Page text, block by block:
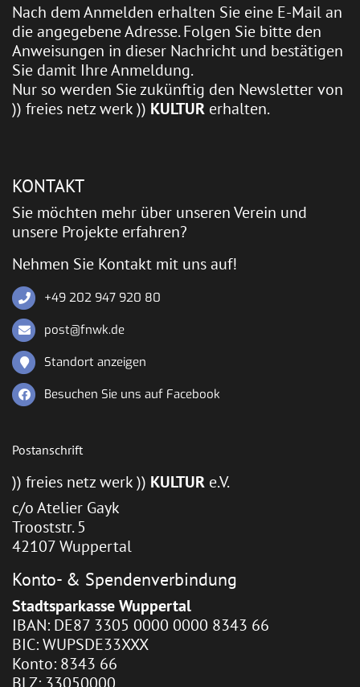
Nach dem Anmelden erhalten Sie eine E-Mail an
die angegebene Adresse. Folgen Sie bitte den
Anweisungen in dieser Nachricht und bestätigen
Sie damit Ihre Anmeldung.
Nur so werden Sie zukünftig den Newsletter von
)) freies netz werk )) KULTUR erhalten.
KONTAKT
Sie möchten mehr über unseren Verein und
unsere Projekte erfahren?
Nehmen Sie Kontakt mit uns auf!
+49 202 947 920 80
post@fnwk.de
Standort anzeigen
Besuchen Sie uns auf Facebook
Postanschrift
)) freies netz werk )) KULTUR e.V.
c/o Atelier Gayk
Trooststr. 5
42107 Wuppertal
Konto- & Spendenverbindung
Stadtsparkasse Wuppertal
IBAN: DE87 3305 0000 0000 8343 66
BIC: WUPSDE33XXX
Konto: 8343 66